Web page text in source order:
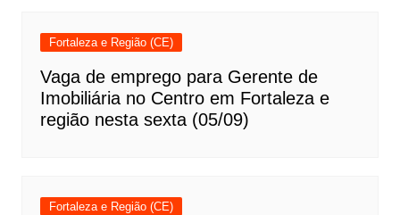
Fortaleza e Região (CE)
Vaga de emprego para Gerente de
Imobiliária no Centro em Fortaleza e
região nesta sexta (05/09)
Fortaleza e Região (CE)